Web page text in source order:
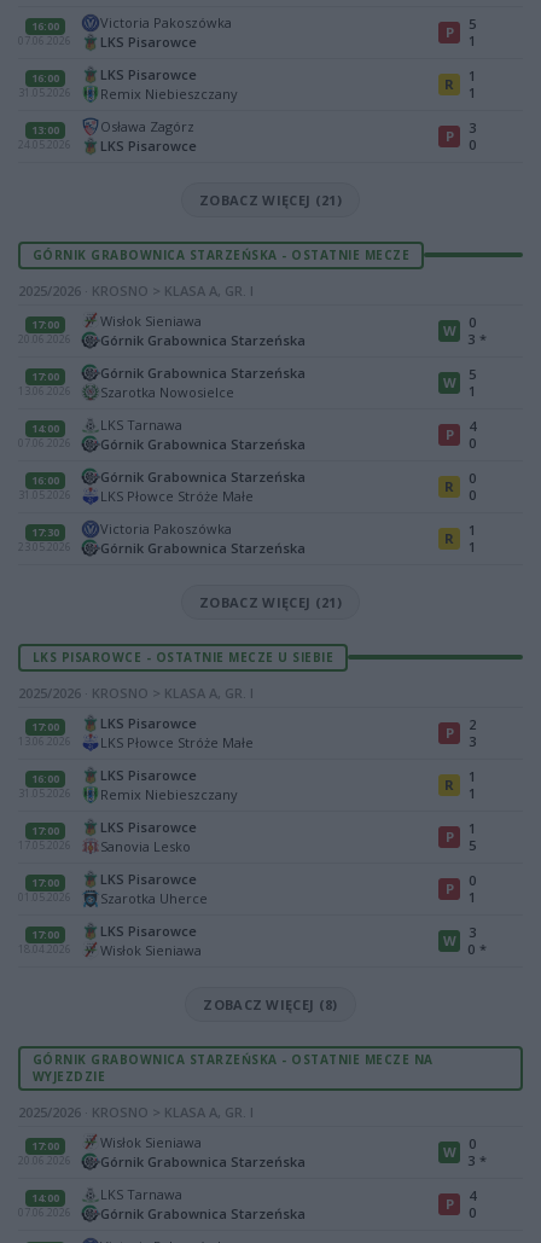
16:00
07.06.2026
Victoria Pakoszówka
LKS Pisarowce
P
5
1
16:00
LKS Pisarowce
Remix Niebieszczany
R
1
1
13:00
24.05.2026
Osława Zagórz
LKS Pisarowce
P
3
0
ZOBACZ WIĘCEJ (21)
GÓRNIK GRABOWNICA STARZEŃSKA - OSTATNIE MECZE
2025/2026 · KROSNO > KLASA A, GR. I
17:00
Wisłok Sieniawa
Górnik Grabownica Starzeńska
W
0
3 *
17:00
Górnik Grabownica Starzeńska
Szarotka Nowosielce
W
5
1
14:00
07.06.2026
LKS Tarnawa
Górnik Grabownica Starzeńska
P
4
0
16:00
Górnik Grabownica Starzeńska
LKS Płowce Stróże Małe
R
0
0
17:30
Victoria Pakoszówka
Górnik Grabownica Starzeńska
R
1
1
ZOBACZ WIĘCEJ (21)
LKS PISAROWCE - OSTATNIE MECZE U SIEBIE
2025/2026 · KROSNO > KLASA A, GR. I
17:00
LKS Pisarowce
LKS Płowce Stróże Małe
P
2
3
16:00
LKS Pisarowce
Remix Niebieszczany
R
1
1
17:00
17.05.2026
LKS Pisarowce
Sanovia Lesko
P
1
5
17:00
LKS Pisarowce
Szarotka Uherce
P
0
1
17:00
18.04.2026
LKS Pisarowce
Wisłok Sieniawa
W
3
0 *
ZOBACZ WIĘCEJ (8)
GÓRNIK GRABOWNICA STARZEŃSKA - OSTATNIE MECZE NA
WYJEZDZIE
2025/2026 · KROSNO > KLASA A, GR. I
17:00
Wisłok Sieniawa
Górnik Grabownica Starzeńska
W
0
3 *
14:00
07.06.2026
LKS Tarnawa
Górnik Grabownica Starzeńska
P
4
0